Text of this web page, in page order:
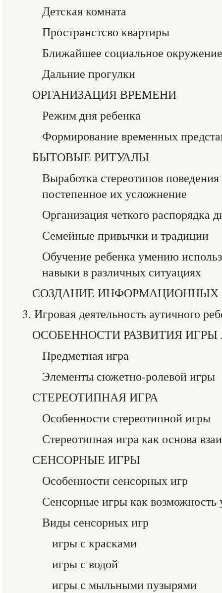
Детская комната
Пространстсво квартиры
Ближайшее социальное окружение
Дальние прогулки
ОРГАНИЗАЦИЯ ВРЕМЕНИ
Режим дня ребенка
Формирование временных
БЫТОВЫЕ РИТУАЛЫ
Выработка стереотипов
постепенное их усложнение
Организация четкого распорядка
Семейные привычки и традиции
Обучение ребенка умению
навыки в различных ситуациях
СОЗДАНИЕ ИНФОРМАЦИОННЫХ
3. Игровая деятельность аутичного
ОСОБЕННОСТИ РАЗВИТИЯ
Предметная игра
Элементы сюжетно-ролевой игры
СТЕРЕОТИПНАЯ ИГРА
Особенности стереотипной игры
Стереотипная игра как основа
СЕНСОРНЫЕ ИГРЫ
Особенности сенсорных игр
Сенсорные игры как возможность
Виды сенсорных игр
игры с красками
игры с водой
игры с мыльными пузырями